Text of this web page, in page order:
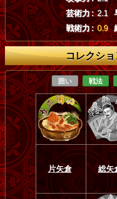
芸術力 : 2.1
戦術力 : 0.9
コレクシ
囲い 戦法
片矢倉 総矢